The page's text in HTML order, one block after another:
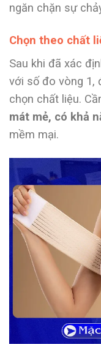
ngăn chặn sự
Chọn theo chất
Sau khi đã xác
với số đo vòng 1,
chọn chất liệu.
mát mẻ, có khả
mềm mại.